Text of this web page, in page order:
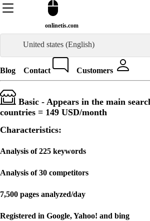
onlinetis.com
United states (English)
Blog Contact Customers
Basic - Appears in the main
countries = 149 USD/month
Characteristics:
Analysis of 225 keywords
Analysis of 30 competitors
7,500 pages analyzed/day
Registered in Google, Yahoo! and bing